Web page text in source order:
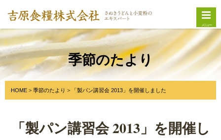
メニュー
季節のたより
HOME 季節のたより 「製パン講習会 2013」を開催しました
「製パン講習会 2013」を開催し